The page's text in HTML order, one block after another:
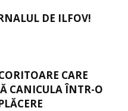
DE ILFOV!
CARE
CANICULA ÎNTR-O